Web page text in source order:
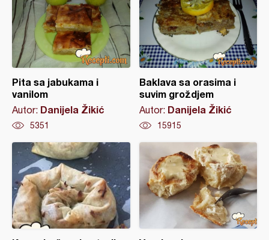
Pita sa jabukama i
vanilom
Autor: Danijela Žikić
5351
Baklava sa orasima i
suvim groždjem
Autor: Danijela Žikić
15915